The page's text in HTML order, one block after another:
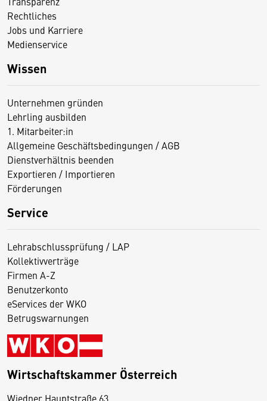
Rechtliches
Jobs und Karriere
Medienservice
Wissen
Unternehmen gründen
Lehrling ausbilden
1. Mitarbeiter:in
Allgemeine Geschäftsbedingungen / AGB
Dienstverhältnis beenden
Exportieren / Importieren
Förderungen
Service
Lehrabschlussprüfung / LAP
Kollektivverträge
Firmen A-Z
Benutzerkonto
eServices der WKO
Betrugswarnungen
Wirtschaftskammer Österreich
Wiedner Hauptstraße 63